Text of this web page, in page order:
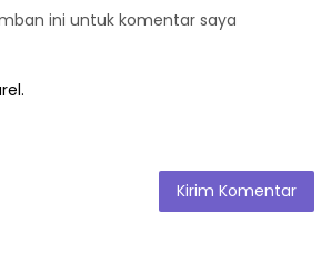
ini untuk komentar saya